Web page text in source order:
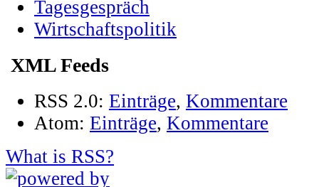
Tagesgespräch
Wirtschaftspolitik
XML Feeds
RSS 2.0: Einträge, Kommentare
Atom: Einträge, Kommentare
What is RSS?